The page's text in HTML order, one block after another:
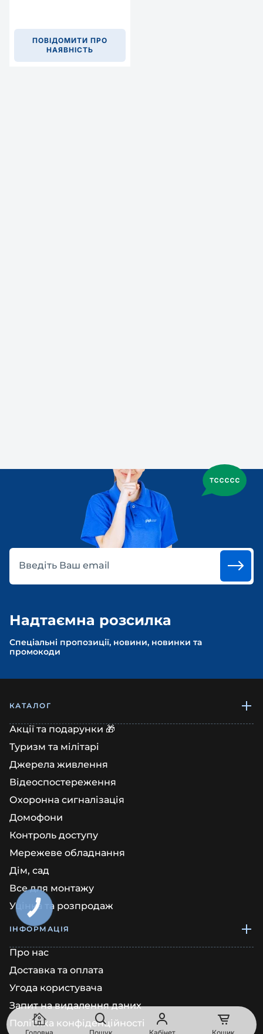
ПОВІДОМИТИ ПРО
НАЯВНІСТЬ
Введіть Ваш email
Надтаємна розсилка
Спеціальні пропозиції, новини, новинки та
промокоди
КАТАЛОГ
Акції та подарунки 🎁
Туризм та мілітарі
Джерела живлення
Відеоспостереження
Охоронна сигналізація
Домофони
Контроль доступу
Мережеве обладнання
Дім, сад
Все для монтажу
Уцінка та розпродаж
ІНФОРМАЦІЯ
Про нас
Доставка та оплата
Угода користувача
Запит на видалення даних
Політика конфіденційності
КНОПКА
ЗВ'ЯЗКУ